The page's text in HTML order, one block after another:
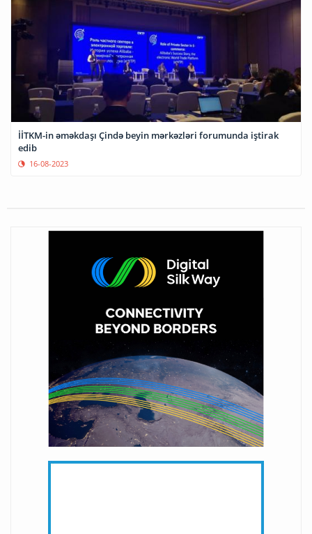
İİTKM-in əməkdaşı Çində beyin mərkəzləri forumunda iştirak
edib
16-08-2023